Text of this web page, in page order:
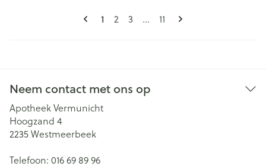
Pagina's
U lees momenteel pagina
1 Pagina
2 Pagina
3 ... Pagina
11
Neem contact met ons op
Apotheek Vermunicht
Hoogzand 4
2235Westmeerbeek
Telefoon: 016 69 89 96